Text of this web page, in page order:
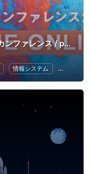
プロダクトマネージャーカンファレンス / pmconf
情報システム UX